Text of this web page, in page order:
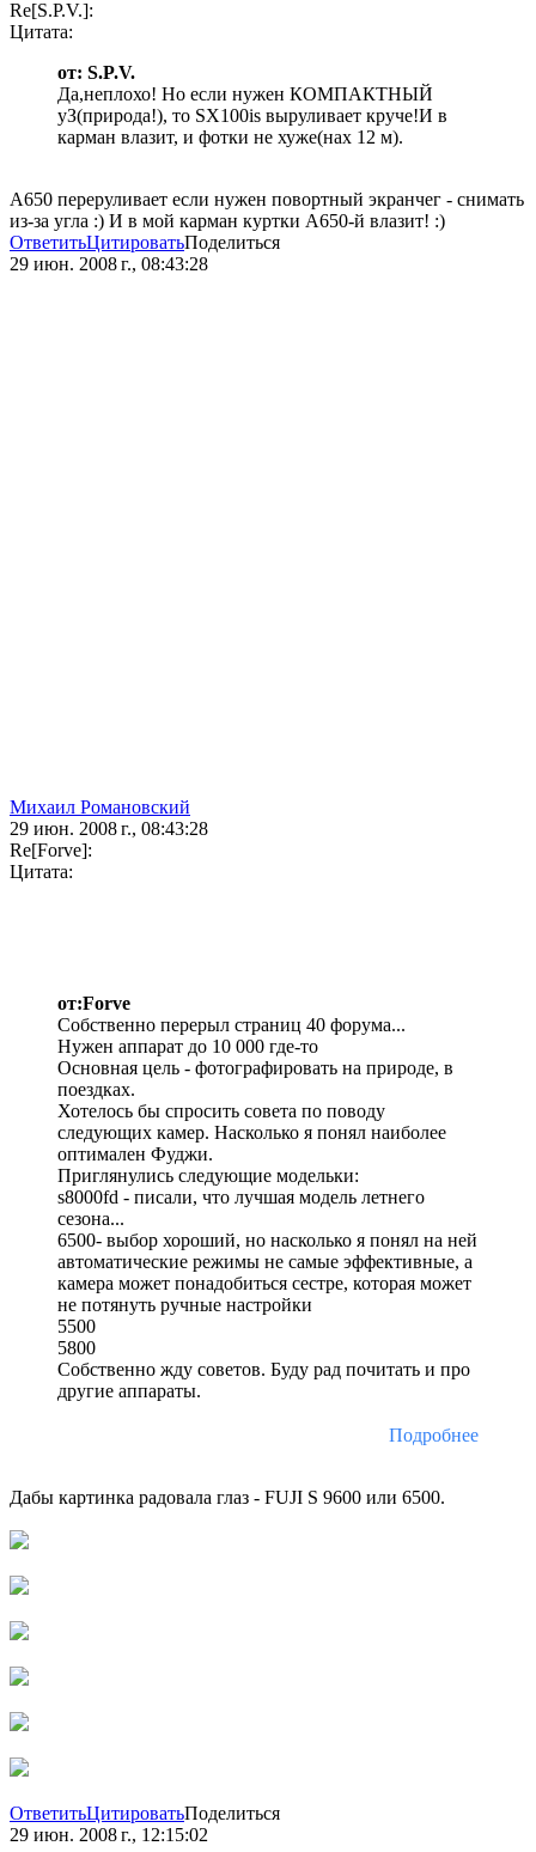
Re[S.P.V.]:
Цитата:
от: S.P.V.
Да,неплохо! Но если нужен КОМПАКТНЫЙ
уЗ(природа!), то SX100is выруливает круче!И в
карман влазит, и фотки не хуже(нах 12 м).
А650 переруливает если нужен повортный экранчег - снимать
из-за угла :) И в мой карман куртки А650-й влазит! :)
ОтветитьЦитироватьПоделиться
29 июн. 2008 г., 08:43:28
Михаил Романовский
29 июн. 2008 г., 08:43:28
Re[Forve]:
Цитата:
от:Forve
Собственно перерыл страниц 40 форума...
Нужен аппарат до 10 000 где-то
Основная цель - фотографировать на природе, в
поездках.
Хотелось бы спросить совета по поводу
следующих камер. Насколько я понял наиболее
оптимален Фуджи.
Приглянулись следующие модельки:
s8000fd - писали, что лучшая модель летнего
сезона...
6500- выбор хороший, но насколько я понял на ней
автоматические режимы не самые эффективные, а
камера может понадобиться сестре, которая может
не потянуть ручные настройки
5500
5800
Собственно жду советов. Буду рад почитать и про
другие аппараты.
Подробнее
Дабы картинка радовала глаз - FUJI S 9600 или 6500.
ОтветитьЦитироватьПоделиться
29 июн. 2008 г., 12:15:02